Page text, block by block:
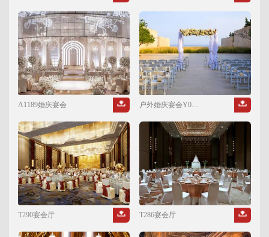
A1189婚庆宴会 户外婚庆宴会Y00012
T290宴会厅 T286宴会厅